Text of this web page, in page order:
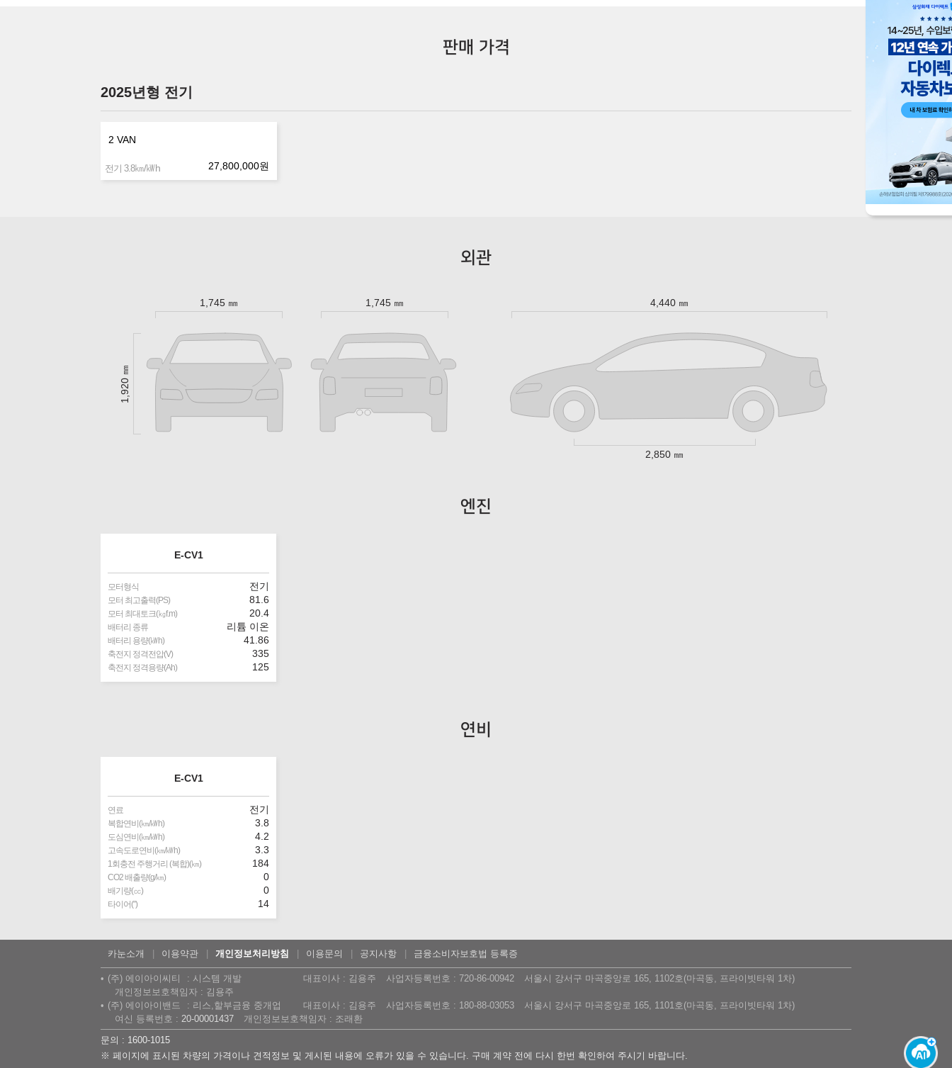
판매 가격
2025년형 전기
2 VAN
전기 3.8㎞/㎾h 27,800,000원
외관
1,745 ㎜ 1,745 ㎜
1,920 ㎜
4,440 ㎜
2,850 ㎜
엔진
E-CV1
모터형식 전기
모터 최고출력(PS) 81.6
모터 최대토크(㎏f.m) 20.4
배터리 종류 리튬 이온
배터리 용량(㎾h) 41.86
축전지 정격전압(V) 335
축전지 정격용량(Ah) 125
연비
E-CV1
연료 전기
복합연비(㎞/㎾h) 3.8
도심연비(㎞/㎾h) 4.2
고속도로연비(㎞/㎾h) 3.3
1회충전 주행거리 (복합)(㎞) 184
CO2 배출량(g/㎞) 0
배기량(㏄) 0
타이어(″) 14
카눈소개 이용약관 개인정보처리방침 이용문의 공지사항 금융소비자보호법 등록증
(주) 에이아이씨티 시스템 개발 대표이사 : 김용주 사업자등록번호 : 720-86-00942
서울시 강서구 마곡중앙로 165, 1102호(마곡동, 프라이빗타워 1차)
개인정보보호책임자 : 김용주
(주) 에이아이밴드
리스,할부금융 중개업 대표이사 : 김용주 사업자등록번호 : 180-88-03053
서울시 강서구 마곡중앙로 165, 1101호(마곡동, 프라이빗타워 1차)
여신 등록번호 : 20-00001437
개인정보보호책임자 : 조래환
문의 : 1600-1015
※ 페이지에 표시된 차량의 가격이나 견적정보 및 게시된 내용에 오류가 있을 수 있습니다. 구매 계약 전에 다시 한번 확인하여 주시기 바랍니다.